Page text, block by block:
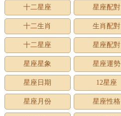
十二星座
星座配對
十二生肖 生肖配對
十二星座 星座配對
星座星象 星座運勢
星座日期 12星座
星座月份 星座性格